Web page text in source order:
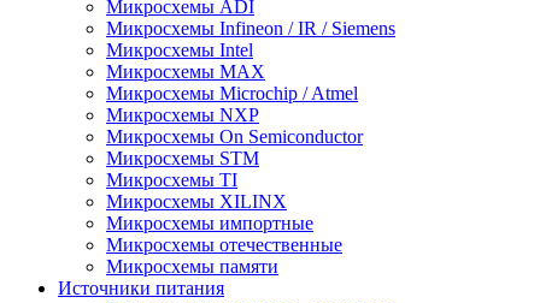
Микросхемы ADI
Микросхемы Infineon / IR / Siemens
Микросхемы Intel
Микросхемы MAX
Микросхемы Microchip / Atmel
Микросхемы NXP
Микросхемы On Semiconductor
Микросхемы STM
Микросхемы TI
Микросхемы XILINX
Микросхемы импортные
Микросхемы отечественные
Микросхемы памяти
Источники питания